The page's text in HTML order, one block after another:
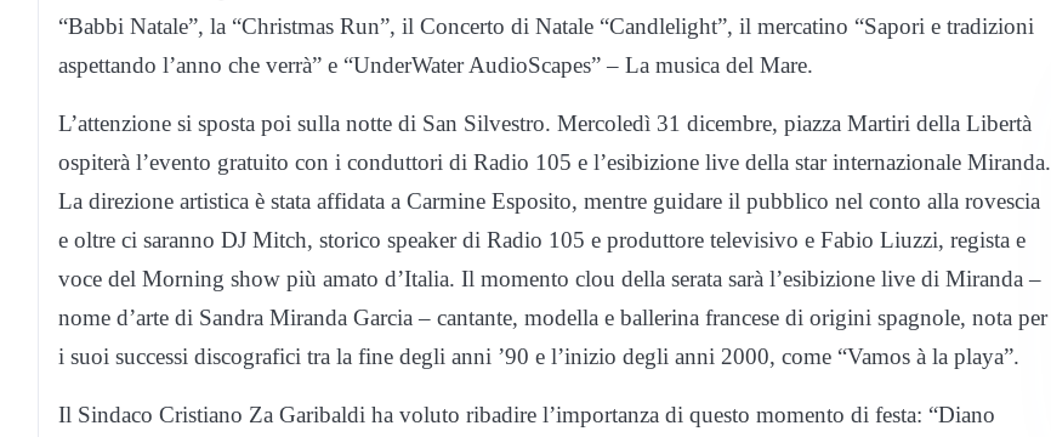
“Babbi Natale”, la “Christmas Run”, il Concerto di Natale “Candlelight”, il mercatino “Sapori e tradizioni
aspettando l’anno che verrà” e “UnderWater AudioScapes” – La musica del Mare.
L’attenzione si sposta poi sulla notte di San Silvestro. Mercoledì 31 dicembre, piazza Martiri della Libertà
ospiterà l’evento gratuito con i conduttori di Radio 105 e l’esibizione live della star internazionale Miranda.
La direzione artistica è stata affidata a Carmine Esposito, mentre guidare il pubblico nel conto alla rovescia
e oltre ci saranno DJ Mitch, storico speaker di Radio 105 e produttore televisivo e Fabio Liuzzi, regista e
voce del Morning show più amato d’Italia. Il momento clou della serata sarà l’esibizione live di Miranda –
nome d’arte di Sandra Miranda Garcia – cantante, modella e ballerina francese di origini spagnole, nota per
i suoi successi discografici tra la fine degli anni ’90 e l’inizio degli anni 2000, come “Vamos à la playa”.
Il Sindaco Cristiano Za Garibaldi ha voluto ribadire l’importanza di questo momento di festa: “Diano